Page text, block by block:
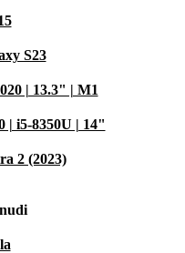
S23
| 13.3" | M1
| i5-8350U | 14"
2 (2023)